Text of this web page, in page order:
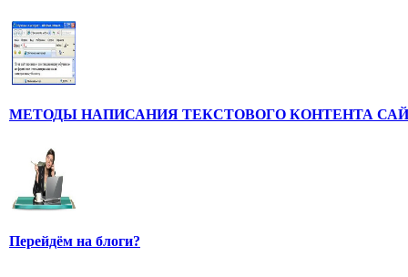
МЕТОДЫ НАПИСАНИЯ ТЕКСТОВОГО КОНТЕНТА
Перейдём на блоги?